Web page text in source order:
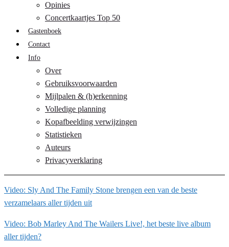
Opinies
Concertkaartjes Top 50
Gastenboek
Contact
Info
Over
Gebruiksvoorwaarden
Mijlpalen & (h)erkenning
Volledige planning
Kopafbeelding verwijzingen
Statistieken
Auteurs
Privacyverklaring
Video: Sly And The Family Stone brengen een van de beste
verzamelaars aller tijden uit
Video: Bob Marley And The Wailers Live!, het beste live album
aller tijden?